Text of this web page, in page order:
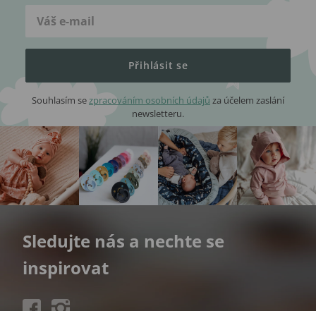
Přihlásit se
Souhlasím sezpracováním osobních údajů za účelem zaslání
newsletteru.
Sledujte nás a nechte se
inspirovat